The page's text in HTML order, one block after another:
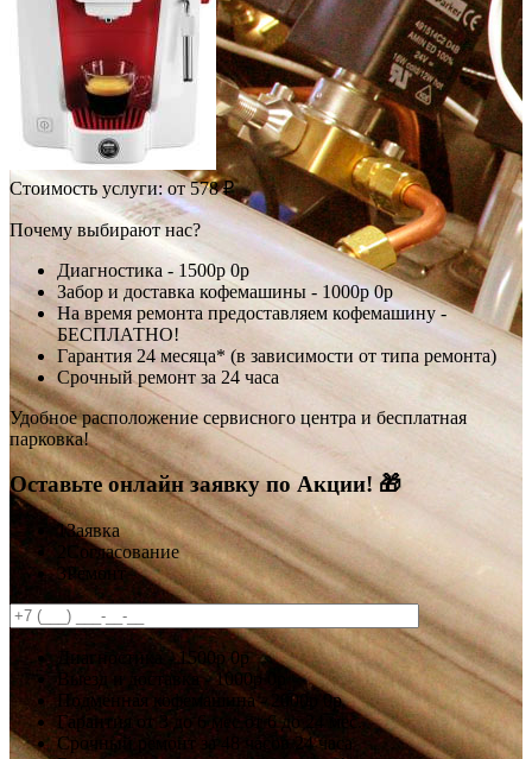
Стоимость услуги:от 578 ₽
Почему выбирают нас?
Диагностика - 1500р 0р
Забор и доставка кофемашины - 1000р0р
На время ремонта предоставляем кофемашину -
БЕСПЛАТНО!
Гарантия 24 месяца* (в зависимости от типа ремонта)
Срочный ремонт за 24 часа
Удобное расположение сервисного центра и бесплатная
парковка!
Оставьте онлайн заявку по Акции! 🎁
1Заявка
2 Согласование
3Ремонт
Диагностика -1500р0р
Выезд и доставка -1000р 0р
Подменная кофемашина - 2000р
0р
Гарантия
от 3 до 6 месот 6 до 24 мес.
Срочный ремонт за
48 часов24 часа